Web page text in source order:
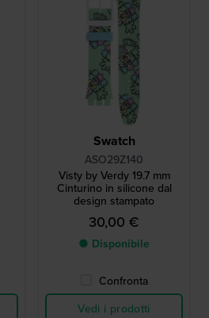
Swatch
ASO29Z140
Visty by Verdy 19.7 mm
Cinturino in silicone dal
design stampato
30,00 €
● Disponibile
Confronta
Vedi i prodotti